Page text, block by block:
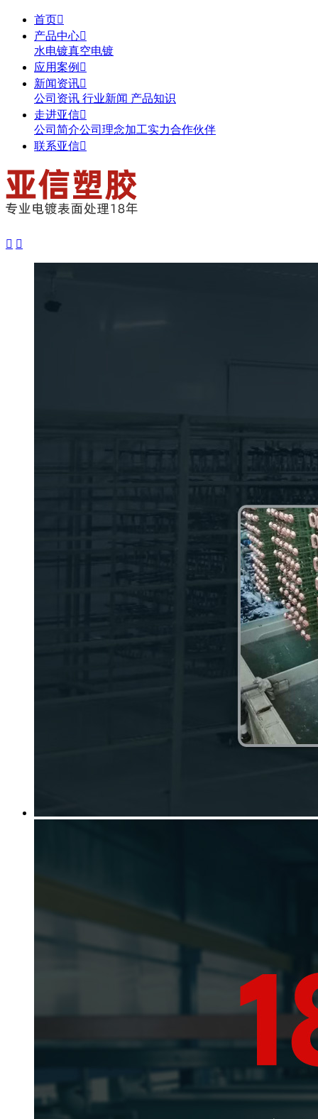
首页
产品中心
水电镀真空电镀
应用案例 
新闻资讯
公司资讯 行业新闻 产品知识
走进亚信
公司简介公司理念加工实力合作伙伴
联系亚信
 